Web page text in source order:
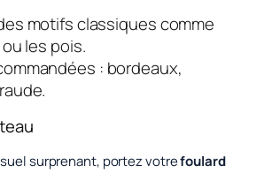
motifs classiques comme
les pois.
: bordeaux,
surprenant, portez votrefoulard